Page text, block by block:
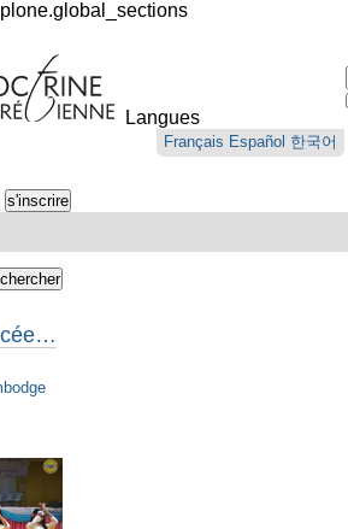
Langues
Français Español 한국어